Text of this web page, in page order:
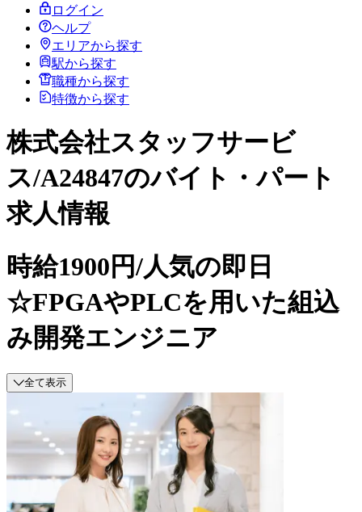
ログイン
ヘルプ
エリアから探す
駅から探す
職種から探す
特徴から探す
株式会社スタッフサービ
ス/A24847のバイト・パート
求人情報
時給1900円/人気の即日
☆FPGAやPLCを用いた組込
み開発エンジニア
全て表示